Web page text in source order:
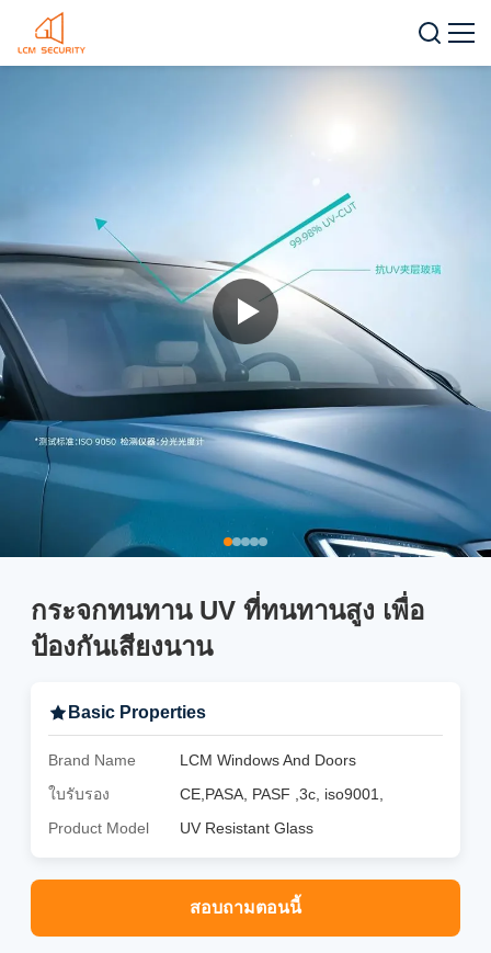
กระจกทนทาน UV ที่ทนทานสูง เพื่อ
ป้องกันเสียงนาน
Basic Properties
Brand Name
LCM Windows And Doors
ใบรับรอง
CE,PASA, PASF ,3c, iso9001,
Product Model
UV Resistant Glass
สอบถามตอนนี้